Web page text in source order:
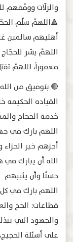
والزلّات ووفّقهم
🔺اللهمَّ سلّم
أهليهم سالمين
اللهمَّ يسّر
مغفوراً، اللهمَّ
🔴 بتوفيق من
القياده
خدمة الحجاج
اللهم بارك في
أجزهم خير الجزاء
الله أن يبارك
حسنًا وأن يثيبهم
اللهم بارك في
قطاعات: الحج
والجهود التي
على أسئلة